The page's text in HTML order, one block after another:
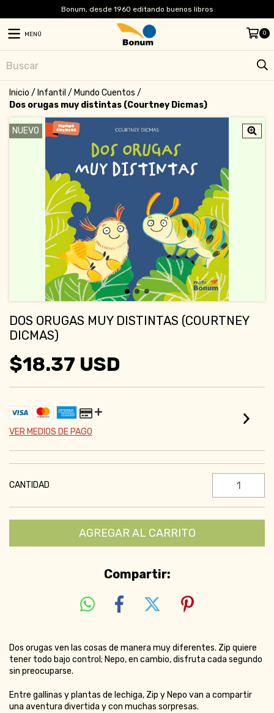
Bonum, desde 1960 editando buenos libros
MENÚ 0
Inicio / Infantil / Mundo Cuentos /
Dos orugas muy distintas (Courtney Dicmas)
NUEVO
DOS ORUGAS MUY DISTINTAS (COURTNEY
DICMAS)
$18.37 USD
VER MEDIOS DE PAGO
CANTIDAD
Compartir:
Dos orugas ven las cosas de manera muy diferentes. Zip quiere
tener todo bajo control; Nepo, en cambio, disfruta cada segundo
sin preocuparse.
Entre gallinas y plantas de lechiga, Zip y Nepo van a compartir
una aventura divertida y con muchas sorpresas.